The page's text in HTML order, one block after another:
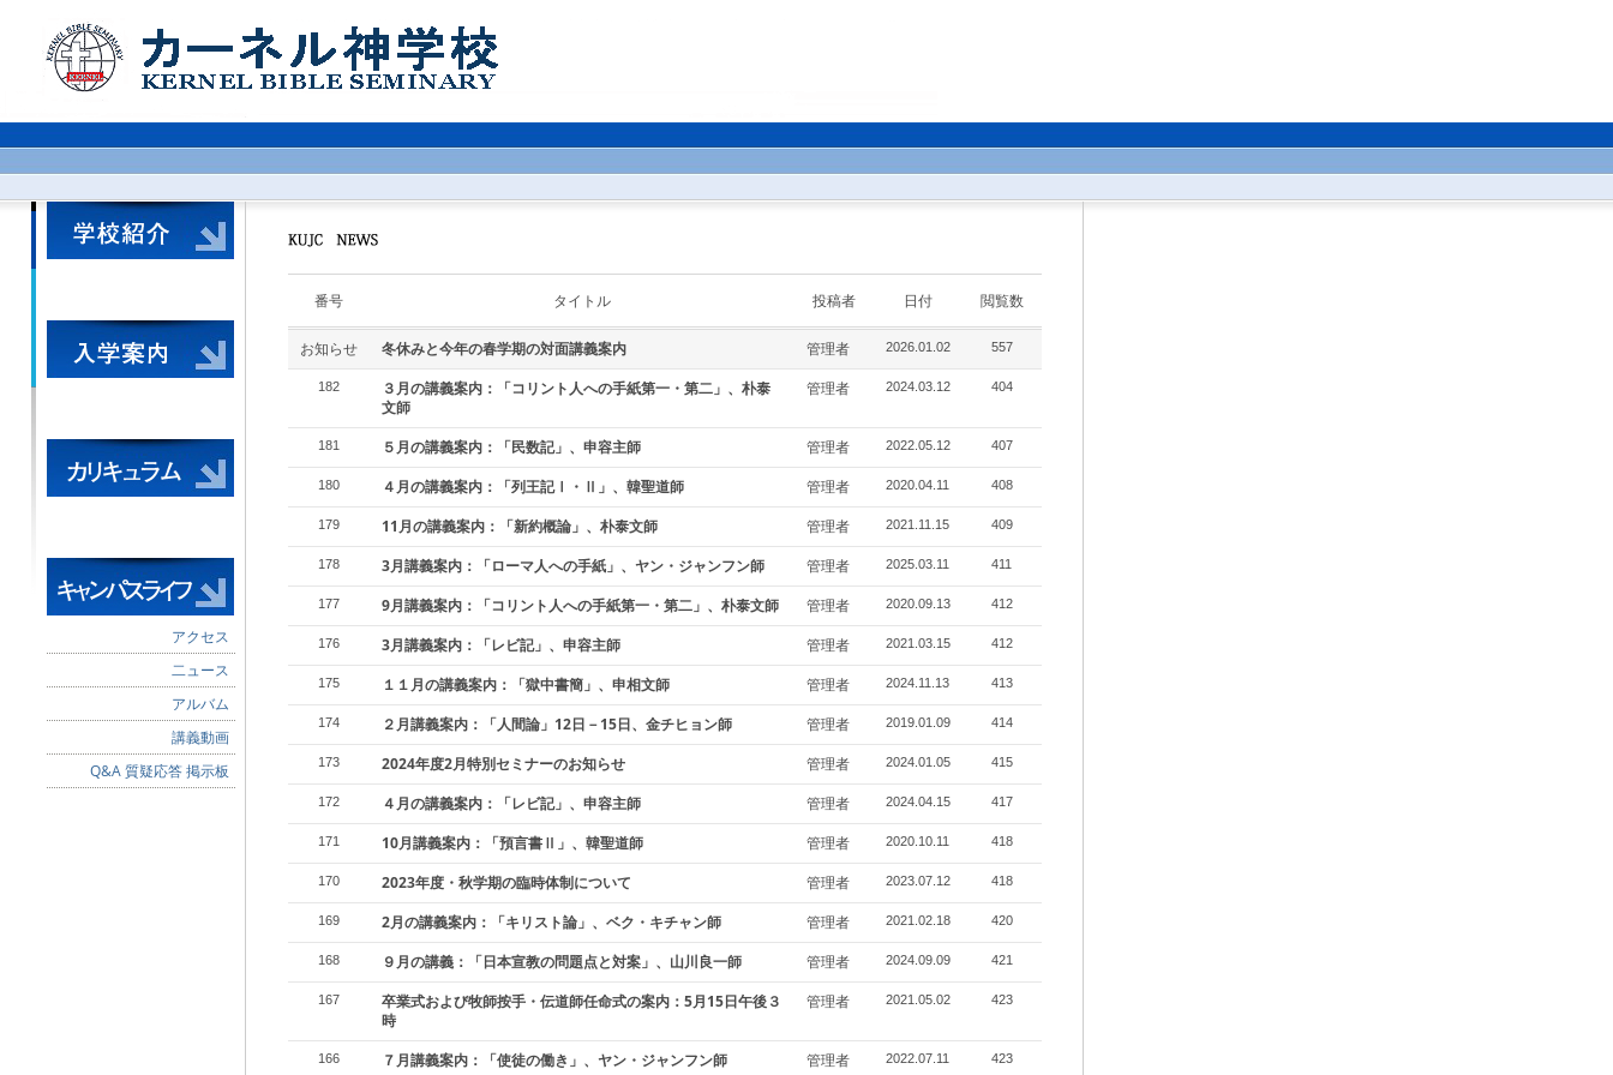
アクセス
二ュース
アルバム
講義動画
Q&A 質疑応答 掲示板
番号 タイトル 投稿者 日付 閲覧数
お知らせ 冬休みと今年の春学期の対面講義案内 管理者 2026.01.02 557
182
３月の講義案内：「コリント人への手紙第一・第二」、朴泰
文師
管理者 2024.03.12 404
181 ５月の講義案内：「民数記」、申容主師 管理者 2022.05.12 407
180 ４月の講義案内：「列王記Ⅰ・Ⅱ」、韓聖道師 管理者 2020.04.11 408
179 11月の講義案内：「新約概論」、朴泰文師 管理者 2021.11.15 409
178 3月講義案内：「ローマ人への手紙」、ヤン・ジャンフン師 管理者 2025.03.11 411
177 9月講義案内：「コリント人への手紙第一・第二」、朴泰文師 管理者 2020.09.13 412
176 3月講義案内：「レビ記」、申容主師 管理者 2021.03.15 412
175 １１月の講義案内：「獄中書簡」、申相文師 管理者 2024.11.13 413
174 ２月講義案内：「人間論」12日－15日、金チヒョン師 管理者 2019.01.09 414
173 2024年度2月特別セミナーのお知らせ 管理者 2024.01.05 415
172 ４月の講義案内：「レビ記」、申容主師 管理者 2024.04.15 417
171 10月講義案内：「預言書Ⅱ」、韓聖道師 管理者 2020.10.11 418
170 2023年度・秋学期の臨時体制について 管理者 2023.07.12 418
169 2月の講義案内：「キリスト論」、ベク・キチャン師 管理者 2021.02.18 420
168 ９月の講義：「日本宣教の問題点と対案」、山川良一師 管理者 2024.09.09 421
167
卒業式および牧師按手・伝道師任命式の案内：5月15日午後３
時
管理者 2021.05.02 423
166 ７月講義案内：「使徒の働き」、ヤン・ジャンフン師 管理者 2022.07.11 423